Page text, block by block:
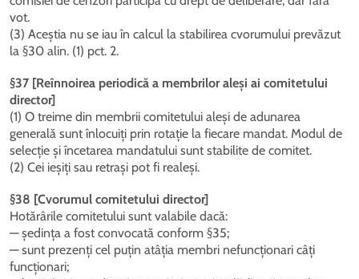
vot.
(3) Aceștia nu se iau în calcul la stabilirea cvorumului prevăzut
la §30 alin. (1) pct. 2.
§37 [Reînnoirea periodică a membrilor aleși ai comitetului
director]
(1) O treime din membrii comitetului aleși de adunarea
generală sunt înlocuiți prin rotație la fiecare mandat. Modul de
selecție și încetarea mandatului sunt stabilite de comitet.
(2) Cei ieșiți sau retrași pot fi realeși.
§38 [Cvorumul comitetului director]
Hotărârile comitetului sunt valabile dacă:
— ședința a fost convocată conform §35;
— sunt prezenți cel puțin atâția membri nefuncționari câți
funcționari;